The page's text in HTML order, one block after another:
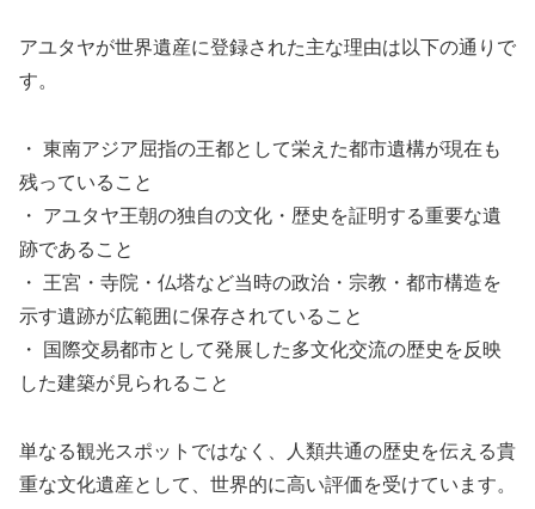
アユタヤが世界遺産に登録された主な理由は以下の通りで
す。
・ 東南アジア屈指の王都として栄えた都市遺構が現在も
残っていること
・ アユタヤ王朝の独自の文化・歴史を証明する重要な遺
跡であること
・ 王宮・寺院・仏塔など当時の政治・宗教・都市構造を
示す遺跡が広範囲に保存されていること
・ 国際交易都市として発展した多文化交流の歴史を反映
した建築が見られること
単なる観光スポットではなく、人類共通の歴史を伝える貴
重な文化遺産として、世界的に高い評価を受けています。